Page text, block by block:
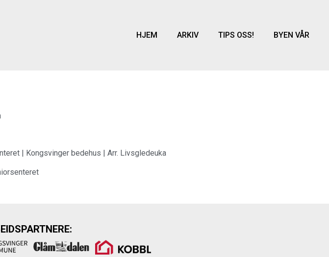
HJEM ARKIV TIPS OSS! BYEN VÅR
| Kongsvinger bedehus | Arr. Livsgledeuka